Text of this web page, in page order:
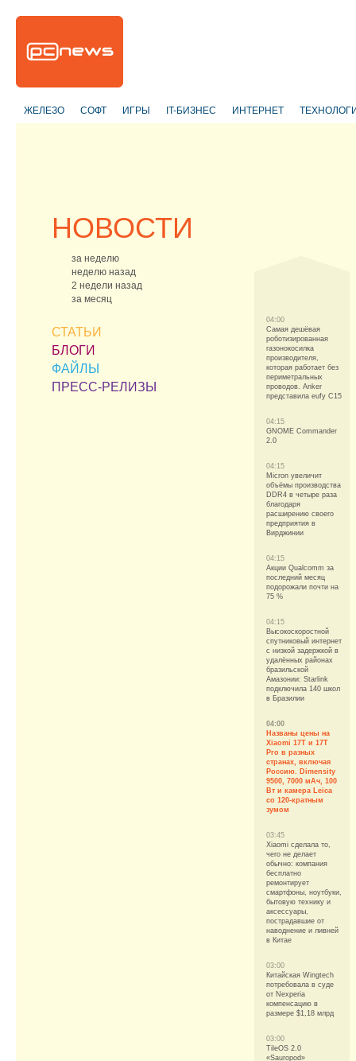
ЖЕЛЕЗО СОФТ ИГРЫ IT-БИЗНЕС ИНТЕРНЕТ
НОВОСТИ
за неделю
неделю назад
2 недели назад
за месяц
СТАТЬИ
БЛОГИ
ФАЙЛЫ
ПРЕСС-РЕЛИЗЫ
04:00
Самая дешёвая
роботизированная
газонокосилка
производителя,
которая работает без
периметральных
проводов. Anker
представила eufy C15
04:15
GNOME Commander
2.0
04:15
Micron увеличит
объёмы производства
DDR4 в четыре раза
благодаря
расширению своего
предприятия в
Вирджинии
04:15
Акции Qualcomm за
последний месяц
подорожали почти на
75 %
04:15
Высокоскоростной
спутниковый интернет
с низкой задержкой в
удалённых районах
бразильской
Амазонии: Starlink
подключила 140 школ
в Бразилии
04:00
Названы цены на
Xiaomi 17T и 17T
Pro в разных
странах, включая
Россию. Dimensity
9500, 7000 мАч, 100
Вт и камера Leica
со 120-кратным
зумом
03:45
Xiaomi сделала то,
чего не делает
обычно: компания
бесплатно
ремонтирует
смартфоны, ноутбуки,
бытовую технику и
аксессуары,
пострадавшие от
наводнение и ливней
в Китае
03:00
Китайская Wingtech
потребовала в суде
от Nexperia
компенсацию в
размере $1,18 млрд
03:00
TileOS 2.0
«Sauropod»